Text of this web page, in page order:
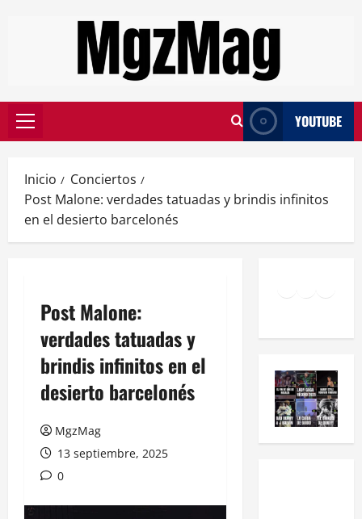
YOUTUBE
Inicio
Conciertos
Post Malone: verdades tatuadas y brindis infinitos
en el desierto barcelonés
Post Malone:
verdades tatuadas y
brindis infinitos en el
desierto barcelonés
MgzMag
13 septiembre, 2025
0